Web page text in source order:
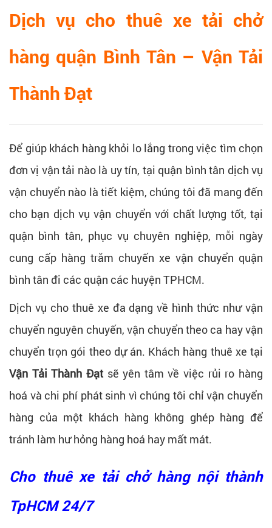
Dịch vụ cho thuê xe tải chở
hàng quận Bình Tân – Vận Tải
Thành Đạt
Để giúp khách hàng khỏi lo lắng trong việc tìm chọn
đơn vị vận tải nào là uy tín, tại quận bình tân dịch vụ
vận chuyển nào là tiết kiệm, chúng tôi đã mang đến
cho bạn dịch vụ vận chuyển với chất lượng tốt, tại
quận bình tân, phục vụ chuyên nghiệp, mỗi ngày
cung cấp hàng trăm chuyến xe vận chuyển quận
bình tân đi các quận các huyện TPHCM.
Dịch vụ cho thuê xe đa dạng về hình thức như vận
chuyển nguyên chuyến, vận chuyển theo ca hay vận
chuyển trọn gói theo dự án. Khách hàng thuê xe tại
Vận Tải Thành Đạtsẽ yên tâm về việc rủi ro hàng
hoá và chi phí phát sinh vì chúng tôi chỉ vận chuyển
hàng của một khách hàng không ghép hàng để
tránh làm hư hỏng hàng hoá hay mất mát.
Cho thuê xe tải chở hàng nội thành
TpHCM 24/7